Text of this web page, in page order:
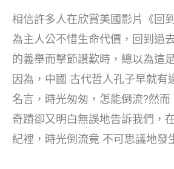
相信許多人在欣賞美國影片《回
為主人公不惜生命代價，回到過
的義舉而擊節讚歎時，總以為這
因為，中國 古代哲人孔子早就有
名言，時光匆匆，怎能倒流?然
奇蹟卻又明白無誤地告訴我們，
紀裡，時光倒流竟 不可思議地發